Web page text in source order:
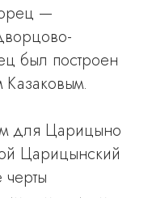
—
был построен
для Царицыно
Царицынский